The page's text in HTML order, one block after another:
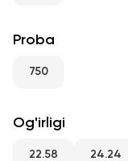
Proba
750
Og'irligi
22.58 24.24